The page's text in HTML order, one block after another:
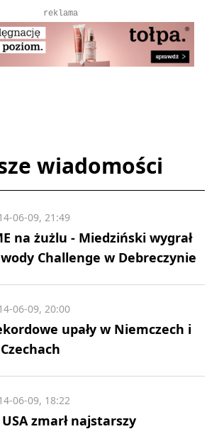
reklama
wiadomości
na żużlu - Miedziński wygrał
Challenge w Debreczynie
06-09, 21:49
upały w Niemczech i
06-09, 20:00
zmarł najstarszy
06-09, 18:22